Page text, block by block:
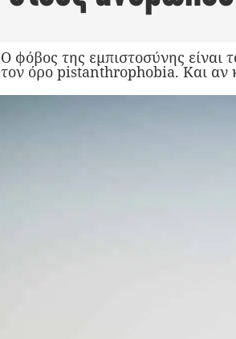
Ο φόβος της εμπιστοσύνης είναι
τον όρο pistanthrophobia. Και αν